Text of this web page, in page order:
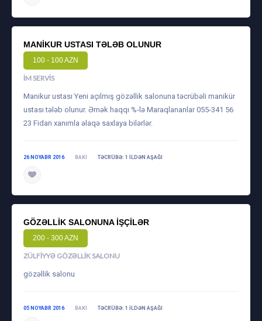
MANIKUR USTASI TƏLƏB OLUNUR
100 - 100 AZN
İM SERVIS
Manikur ustası Yeni açılmış gözəllik salonuna təcrübəli manikür
ustası tələb olunur. Əmək haqqı %-lə Maraqlananlar 055-341 56
23 Fidan xanımla əlaqə saxlaya bilərlər.
26 NOYABR 2016 BAKI TƏCRÜBƏ: 1 ILDƏN AŞAĞI
GÖZƏLLIK SALONUNA IŞÇILƏR
200 - 300 AZN
ZÜLFIYYƏ GÖZƏLLIK SALONU
gözəllik salonu
05 NOYABR 2016 BAKI TƏCRÜBƏ: 1 ILDƏN AŞAĞI